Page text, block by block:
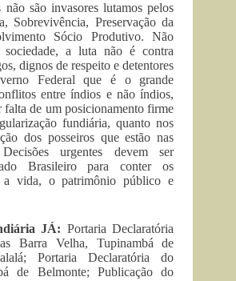
são invasores lutamos pelos
Sobrevivência, Preservação da
Sócio Produtivo. Não
a luta não é contra
dignos de respeito e detentores
Federal que é o grande
entre índios e não índios,
de um posicionamento firme
fundiária, quanto nos
dos posseiros que estão nas
urgentes devem ser
Brasileiro para conter os
a vida, o patrimônio público e
JÁ: Portaria Declaratória
Barra Velha, Tupinambá de
Portaria Declaratória do
de Belmonte; Publicação do